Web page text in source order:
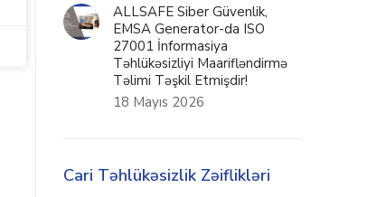
ALLSAFE Siber Güvenlik,
EMSA Generator-da ISO
27001 İnformasiya
Təhlükəsizliyi Maarifləndirmə
Təlimi Təşkil Etmişdir!
18 Mayıs 2026
Cari Təhlükəsizlik Zəiflikləri